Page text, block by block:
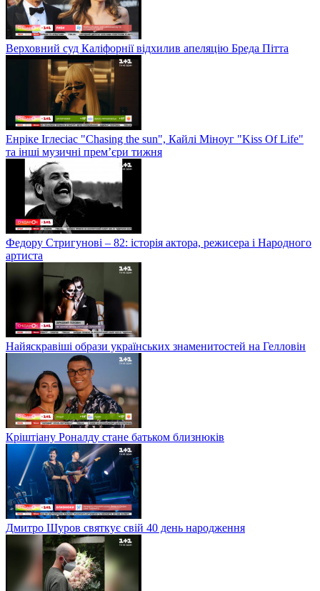
Верховний суд Каліфорнії відхилив апеляцію Бреда Пітта
Енріке Іглесіас "Chasing the sun", Кайлі Міноуг "Kiss Of Life"
та інші музичні прем’єри тижня
Федору Стригунові – 82: історія актора, режисера і Народного
артиста
Найяскравіші образи українських знаменитостей на Гелловін
Кріштіану Роналду стане батьком близнюків
Дмитро Шуров святкує свій 40 день народження